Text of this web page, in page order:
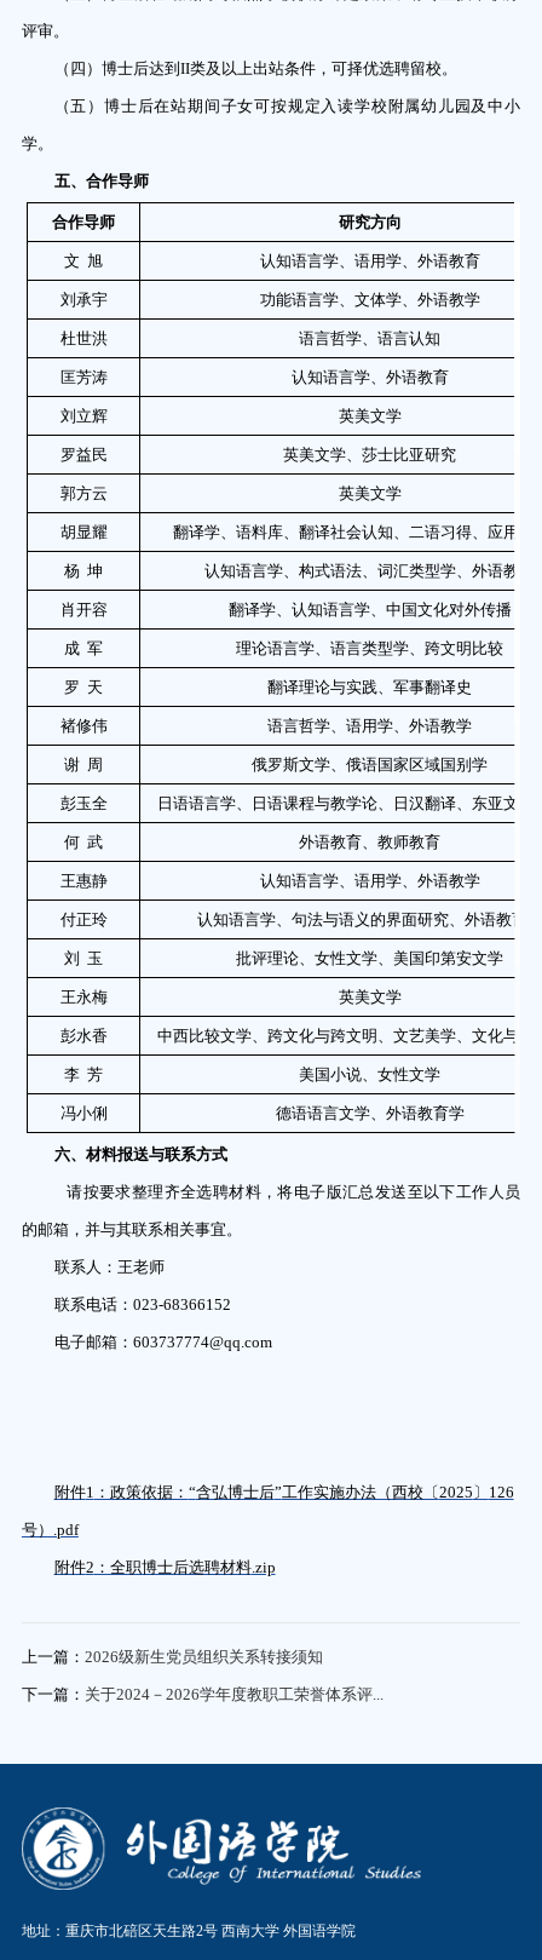
评审。
（四）博士后达到 II类及以上出站条件，可择优选聘留校。
（五）博士后在站期间子女可按规定入读学校附属幼儿园及中小
学。
五、合作导师
合作导师 研究方向
文 旭 认知语言学、语用学、外语教育
刘承宇 功能语言学、文体学、外语教学
杜世洪 语言哲学、语言认知
匡芳涛 认知语言学、外语教育
刘立辉 英美文学
罗益民 英美文学、莎士比亚研究
郭方云 英美文学
胡显耀 翻译学、语料库、翻译社会认知、二语习得、应用语
杨 坤 认知语言学、构式语法、词汇类型学、外语教学
肖开容 翻译学、认知语言学、中国文化对外传播
成 军 理论语言学、语言类型学、跨文明比较
罗 天 翻译理论与实践、军事翻译史
褚修伟 语言哲学、语用学、外语教学
谢 周 俄罗斯文学、俄语国家区域国别学
彭玉全 日语语言学、日语课程与教学论、日汉翻译、东亚文化
何 武 外语教育、教师教育
王惠静 认知语言学、语用学、外语教学
付正玲 认知语言学、句法与语义的界面研究、外语教育学
刘 玉 批评理论、女性文学、美国印第安文学
王永梅 英美文学
彭水香 中西比较文学、跨文化与跨文明、文艺美学、文化与文
李 芳 美国小说、女性文学
冯小俐 德语语言文学、外语教育学
六、材料报送与联系方式
请按要求整理齐全选聘材料，将电子版汇总发送至以下工作人员
的邮箱，并与其联系相关事宜。
联系人：王老师
联系电话： 023-68366152
电子邮箱： 603737774@qq.com
附件1 ：政策依据： “含弘博士后”工作实施办法（西校〔2025 〕 126
号） .pdf
附件2 ：全职博士后选聘材料.zip
上一篇： 2026级新生党员组织关系转接须知
下一篇： 关于2024－2026学年度教职工荣誉体系评...
地址：重庆市北碚区天生路2号 西南大学 外国语学院